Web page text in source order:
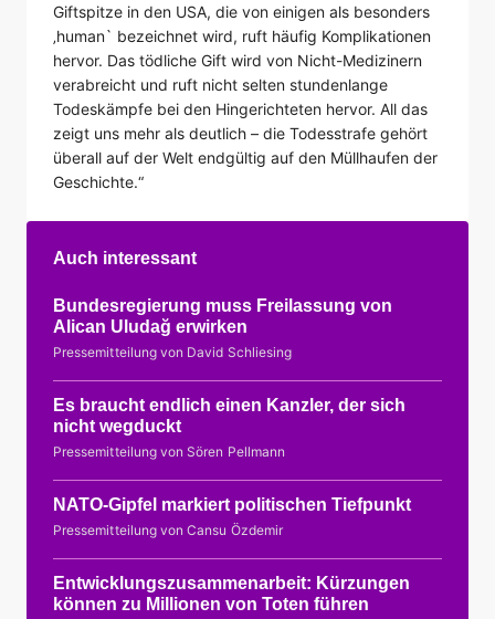
Giftspitze in den USA, die von einigen als besonders
‚human` bezeichnet wird, ruft häufig Komplikationen
hervor. Das tödliche Gift wird von Nicht-Medizinern
verabreicht und ruft nicht selten stundenlange
Todeskämpfe bei den Hingerichteten hervor. All das
zeigt uns mehr als deutlich – die Todesstrafe gehört
überall auf der Welt endgültig auf den Müllhaufen der
Geschichte.“
Auch interessant
Bundesregierung muss Freilassung von
Alican Uludağ erwirken
Pressemitteilung von David Schliesing
Es braucht endlich einen Kanzler, der sich
nicht wegduckt
Pressemitteilung von Sören Pellmann
NATO-Gipfel markiert politischen Tiefpunkt
Pressemitteilung von Cansu Özdemir
Entwicklungszusammenarbeit: Kürzungen
können zu Millionen von Toten führen